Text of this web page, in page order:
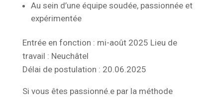
Au sein d’une équipe soudée, passionnée et
expérimentée
Entrée en fonction : mi-août 2025 Lieu de
travail : Neuchâtel
Délai de postulation : 20.06.2025
Si vous êtes passionné.e par la méthode